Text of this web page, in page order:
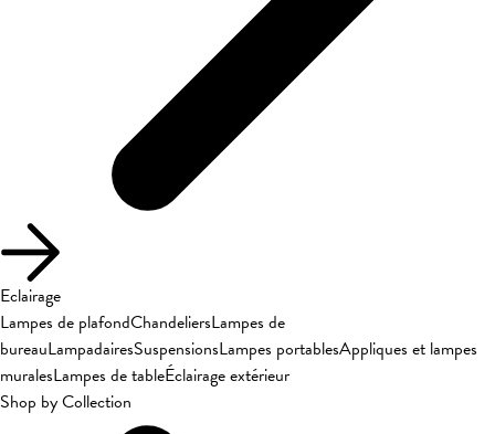
Eclairage
Lampes de plafondChandeliersLampes de
bureauLampadairesSuspensionsLampes portablesAppliques et lampes
muralesLampes de tableÉclairage extérieur
Shop by Collection